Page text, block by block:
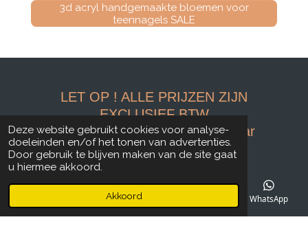
Deze website gebruikt cookies voor analyse-
doeleinden en/of het tonen van advertenties.
Door gebruik te blijven maken van de site gaat
u hiermee akkoord.
Akkoord
3d acryl handgemaakte bloemen voor
teennagels SALE
LET OP ! ALLE PRIJZEN ZIJN
EXCLUSIEF BTW
Kortingen kunnen niet met elkaar
gecombineerd worden.
Bezorgen binnen 3 werkdagen.
Hou er rekening mee dat de bezorgtijd
kan afwijken en
langer duren rond de vakantie periode
Telefoonnummer WhatsApp